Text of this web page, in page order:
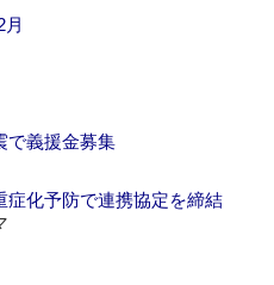
で義援金募集
症化予防で連携協定を締結